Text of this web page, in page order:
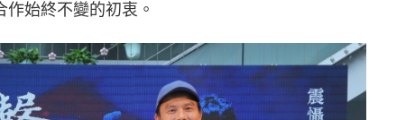
始終不變的初衷。